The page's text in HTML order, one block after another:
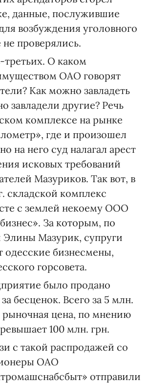
данные, послужившие
возбуждения уголовного
проверялись.
третьих. О каком
ОАО говорят
Как можно завладеть
завладели другие? Речь
комплексе на рынке
где и произошел
на него суд налагал арест
исковых требований
Мазуриков. Так вот, в
складской комплекс
с землей некоему ООО
За которым, по
Мазурик, супруги
одесские бизнесмены,
горсовета.
было продано
бесценок. Всего за 5 млн.
рыночная цена, по мнению
100 млн. грн.
с такой распродажей со
ОАО
отправили